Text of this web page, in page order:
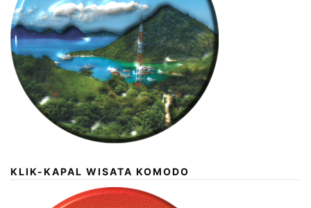
KLIK-KAPAL WISATA KOMODO